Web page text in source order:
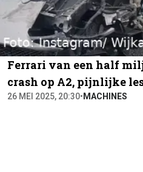
Ferrari van een half
crash op A2, pijnlijke
26 MEI 2025, 20:30•MACHINES